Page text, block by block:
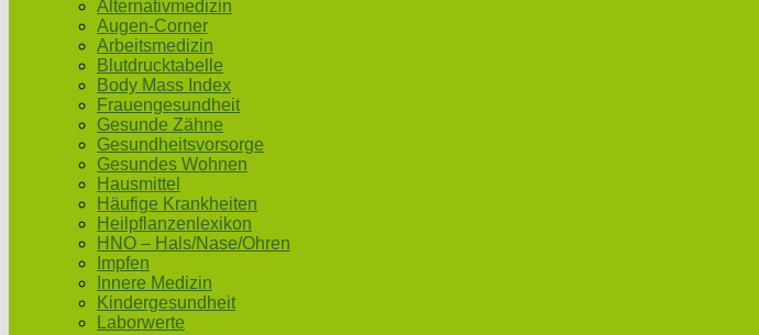
Alternativmedizin
Augen-Corner
Arbeitsmedizin
Blutdrucktabelle
Body Mass Index
Frauengesundheit
Gesunde Zähne
Gesundheitsvorsorge
Gesundes Wohnen
Hausmittel
Häufige Krankheiten
Heilpflanzenlexikon
HNO – Hals/Nase/Ohren
Impfen
Innere Medizin
Kindergesundheit
Laborwerte